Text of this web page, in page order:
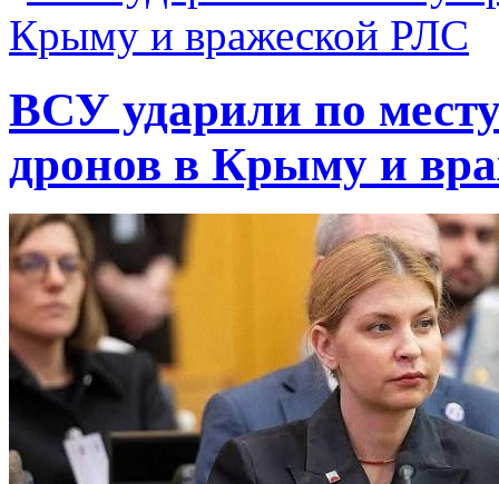
ВСУ ударили по
дронов в Крыму и